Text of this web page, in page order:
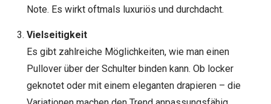
Note. Es wirkt oftmals luxuriös und durchdacht.
Vielseitigkeit
Es gibt zahlreiche Möglichkeiten, wie man einen
Pullover über der Schulter binden kann. Ob locker
geknotet oder mit einem eleganten drapieren – die